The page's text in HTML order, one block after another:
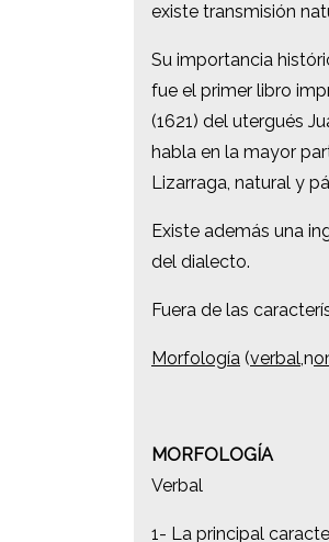
existe transmisión
Su importancia
fue el primer libro
(1621) del utergués
habla en la mayor
Lizarraga, natural y
Existe además una
del dialecto.
Fuera de las
Morfología (verbal,n
MORFOLOGÍA
Verbal
1- La principal
existe transmisión
Su importancia
fue el primer libro
(1621) del utergués
habla en la mayor
Lizarraga, natural y
Existe además una
del dialecto.
Fuera de las
Morfología (verbal,n
MORFOLOGÍA
Verbal
1- La principal